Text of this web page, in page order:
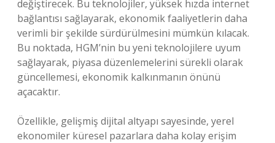
değiştirecek. Bu teknolojiler, yüksek hızda internet
bağlantısı sağlayarak, ekonomik faaliyetlerin daha
verimli bir şekilde sürdürülmesini mümkün kılacak.
Bu noktada, HGM’nin bu yeni teknolojilere uyum
sağlayarak, piyasa düzenlemelerini sürekli olarak
güncellemesi, ekonomik kalkınmanın önünü
açacaktır.
Özellikle, gelişmiş dijital altyapı sayesinde, yerel
ekonomiler küresel pazarlara daha kolay erişim